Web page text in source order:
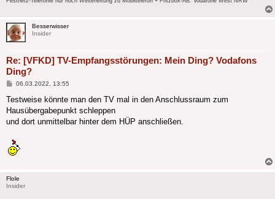
Besserwisser
Insider
Re: [VFKD] TV-Empfangsstörungen: Mein Ding? Vodafons
Ding?
Beitrag
06.03.2022, 13:55
Testweise könnte man den TV mal in den Anschlussraum zum
Hausübergabepunkt schleppen
und dort unmittelbar hinter dem HÜP anschließen.
Flole
Insider